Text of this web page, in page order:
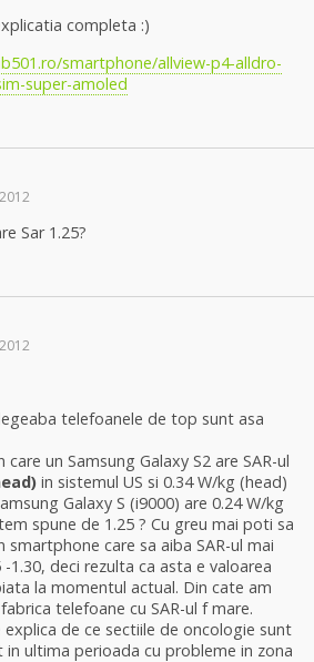
completa :)
smartphone/allview-p4-alldro-
super-amoled
Sar 1.25?
telefoanele de top sunt asa
care un Samsung Galaxy S2 are SAR-ul
in sistemul US si 0.34 W/kg (head)
Galaxy S (i9000) are 0.24 W/kg
spune de 1.25 ? Cu greu mai poti sa
smartphone care sa aiba SAR-ul mai
1.30, deci rezulta ca asta e valoarea
la momentul actual. Din cate am
telefoane cu SAR-ul f mare.
explica de ce sectiile de oncologie sunt
in ultima perioada cu probleme in zona